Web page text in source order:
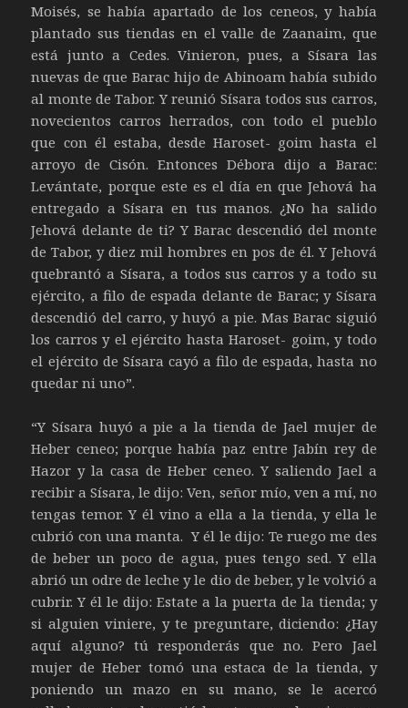
Moisés, se había apartado de los ceneos, y había
plantado sus tiendas en el valle de Zaanaim, que
está junto a Cedes. Vinieron, pues, a Sísara las
nuevas de que Barac hijo de Abinoam había subido
al monte de Tabor. Y reunió Sísara todos sus carros,
novecientos carros herrados, con todo el pueblo
que con él estaba, desde Haroset- goim hasta el
arroyo de Cisón. Entonces Débora dijo a Barac:
Levántate, porque este es el día en que Jehová ha
entregado a Sísara en tus manos. ¿No ha salido
Jehová delante de ti? Y Barac descendió del monte
de Tabor, y diez mil hombres en pos de él. Y Jehová
quebrantó a Sísara, a todos sus carros y a todo su
ejército, a filo de espada delante de Barac; y Sísara
descendió del carro, y huyó a pie. Mas Barac siguió
los carros y el ejército hasta Haroset- goim, y todo
el ejército de Sísara cayó a filo de espada, hasta no
quedar ni uno”.
“Y Sísara huyó a pie a la tienda de Jael mujer de
Heber ceneo; porque había paz entre Jabín rey de
Hazor y la casa de Heber ceneo. Y saliendo Jael a
recibir a Sísara, le dijo: Ven, señor mío, ven a mí, no
tengas temor. Y él vino a ella a la tienda, y ella le
cubrió con una manta. Y él le dijo: Te ruego me des
de beber un poco de agua, pues tengo sed. Y ella
abrió un odre de leche y le dio de beber, y le volvió a
cubrir. Y él le dijo: Estate a la puerta de la tienda; y
si alguien viniere, y te preguntare, diciendo: ¿Hay
aquí alguno? tú responderás que no. Pero Jael
mujer de Heber tomó una estaca de la tienda, y
poniendo un mazo en su mano, se le acercó